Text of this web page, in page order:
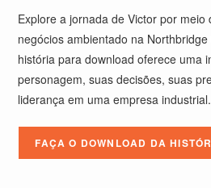
Explore a jornada de Victor por
negócios ambientado na
história para download oferece uma
personagem, suas decisões, suas
liderança em uma empresa industrial.
FAÇA O DOWNLOAD DA